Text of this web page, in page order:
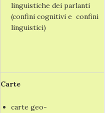
linguistiche dei parlanti
(confini cognitivi e confini
linguistici)
Carte
carte geo-